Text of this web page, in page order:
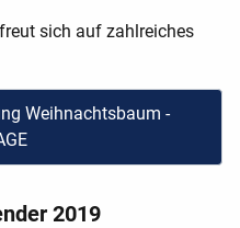
sich auf zahlreiches
Weihnachtsbaum -
2019